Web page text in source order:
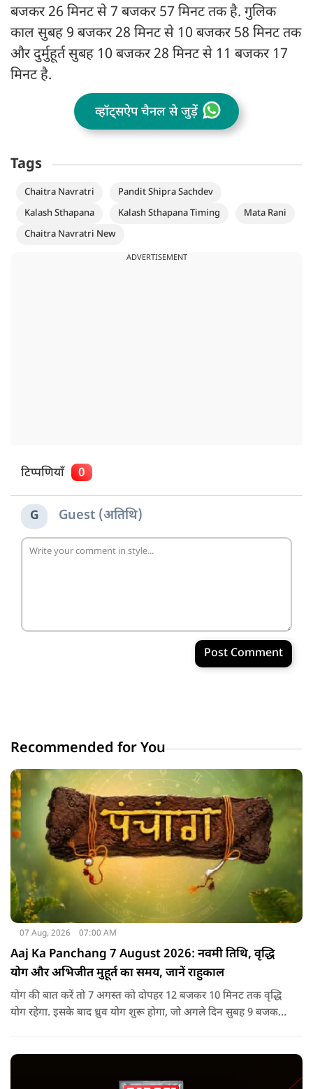
बजकर 26 मिनट से 7 बजकर 57 मिनट तक है. गुलिक
काल सुबह 9 बजकर 28 मिनट से 10 बजकर 58 मिनट तक
और दुर्मुहूर्त सुबह 10 बजकर 28 मिनट से 11 बजकर 17
मिनट है.
व्हॉट्सऐप चैनल से जुड़ें
Tags
Chaitra Navratri
Pandit Shipra Sachdev
Kalash Sthapana
Kalash Sthapana Timing
Mata Rani
Chaitra Navratri New
ADVERTISEMENT
टिप्पणियाँ 0
G Guest (अतिथि)
Post Comment
Recommended for You
07 Aug, 2026 07:00 AM
Aaj Ka Panchang 7 August 2026: नवमी तिथि, वृद्धि
योग और अभिजीत मुहूर्त का समय, जानें राहुकाल
योग की बात करें तो 7 अगस्त को दोपहर 12 बजकर 10 मिनट तक वृद्धि
योग रहेगा. इसके बाद ध्रुव योग शुरू होगा, जो अगले दिन सुबह 9 बजकर